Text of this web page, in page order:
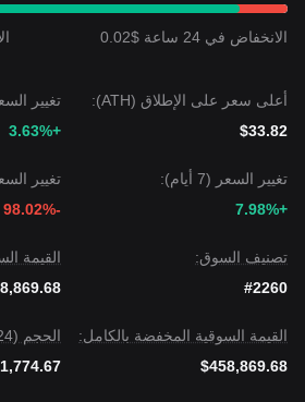
الانخفاض في 24 ساعة $0.02
أعلى سعر على الإطلاق (ATH):
$33.82
تغيير السعر
+3.63%
تغيير السعر (7 أيام):
+7.98%
تغيير
-98.02%
تصنيف السوق:
#2260
القيمة
القيمة السوقية المخفضة بالكامل:
$458,869.68
الحجم (24 ساعة):